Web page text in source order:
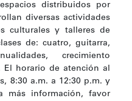
distribuidos por
diversas actividades
culturales y talleres de
de: cuatro, guitarra,
crecimiento
horario de atención al
8:30 a.m. a 12:30 p.m. y
más información, favor